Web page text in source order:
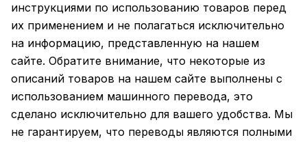
инструкциями по использованию товаров перед
их применением и не полагаться исключительно
на информацию, представленную на нашем
сайте. Обратите внимание, что некоторые из
описаний товаров на нашем сайте выполнены с
использованием машинного перевода, это
сделано исключительно для вашего удобства. Мы
не гарантируем, что переводы являются полными